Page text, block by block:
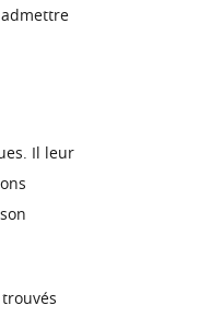
admettre
Il leur